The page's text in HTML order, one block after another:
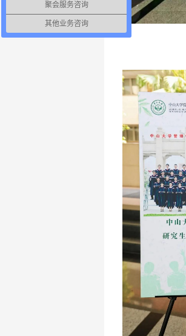
聚会服务咨询
其他业务咨询